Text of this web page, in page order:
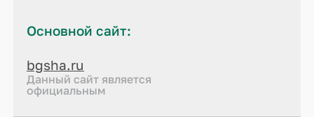
Основной сайт:
bgsha.ru
Данный сайт является
официальным